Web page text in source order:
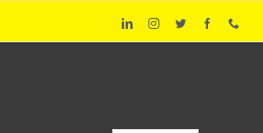
LinkedInInstagramTwitter Facebook